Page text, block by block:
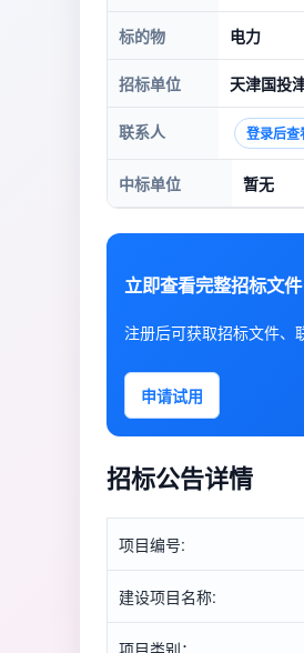
标的物 电力
招标单位 天津国投
联系人 登录后查
中标单位 暂无
立即查看完整招标文件
注册后可获取招标文件、
申请试用
招标公告详情
项目编号:
建设项目名称:
项目类别：